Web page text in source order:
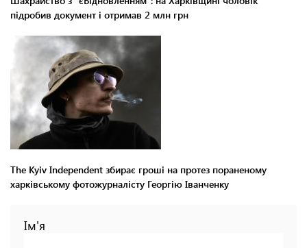
підробив документ і отримав 2 млн грн
The Kyiv Independent збирає гроші на протез пораненому
харківському фотожурналісту Георгію Іванченку
Ім'я